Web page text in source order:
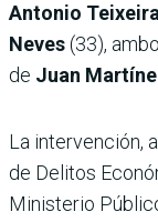
Antonio
Neves(33),
de Juan
La intervención,
de Delitos
Ministerio